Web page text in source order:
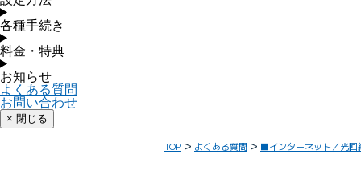
各種手続き
料金・特典
お知らせ
よくある質問
お問い合わせ
× 閉じる
TOP よくある質問 ■インターネット／光回